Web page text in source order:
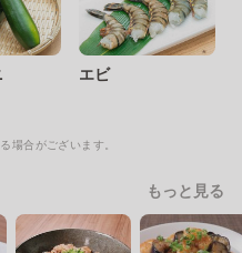
エビ
場合がございます。
もっと見る